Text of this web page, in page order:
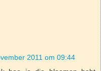
2011 om 09:44